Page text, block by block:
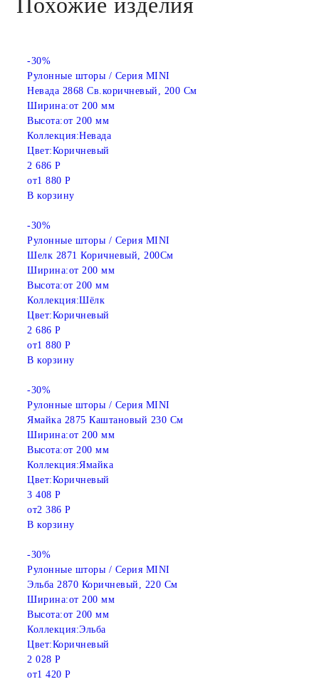
-30%
Рулонные шторы / Серия MINI
Невада 2868 Св.коричневый, 200 См
Ширина:от 200 мм
Высота:от 200 мм
Коллекция:Невада
Цвет:Коричневый
2 686 Р
от1 880 Р
В корзину
-30%
Рулонные шторы / Серия MINI
Шелк 2871 Коричневый, 200См
Ширина:от 200 мм
Высота:от 200 мм
Коллекция:Шёлк
Цвет:Коричневый
2 686 Р
от1 880 Р
В корзину
-30%
Рулонные шторы / Серия MINI
Ямайка 2875 Каштановый 230 См
Ширина:от 200 мм
Высота:от 200 мм
Коллекция:Ямайка
Цвет:Коричневый
3 408 Р
от2 386 Р
В корзину
-30%
Рулонные шторы / Серия MINI
Эльба 2870 Коричневый, 220 См
Ширина:от 200 мм
Высота:от 200 мм
Коллекция:Эльба
Цвет:Коричневый
2 028 Р
от1 420 Р